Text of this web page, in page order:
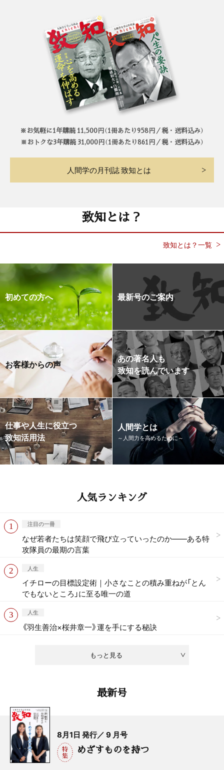
※お気軽に1年購読 11,500円（1冊あたり958円／税・送料込み）
※おトクな3年購読 31,000円（1冊あたり861円／税・送料込み）
人間学の月刊誌 致知とは
致知とは？
致知とは？一覧
初めての方へ 最新号のご案内
お客様からの声
あの著名人も
致知を読んでいます
仕事や人生に役立つ
致知活用法
人間学とは
～人間力を高めるために～
人気ランキング
もっと見る
注目の一冊
なぜ若者たちは笑顔で飛び立っていったのか——ある特
攻隊員の最期の言葉
人生
イチローの目標設定術｜小さなことの積み重ねが「とん
でもないところ」に至る唯一の道
人生
《羽生善治×桜井章一》運を手にする秘訣
最新号
8月1日 発行／ 9 月号
めざすものを持つ